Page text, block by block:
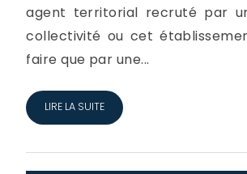
agent territorial recruté par
collectivité ou cet
faire que par une...
LIRE LA SUITE